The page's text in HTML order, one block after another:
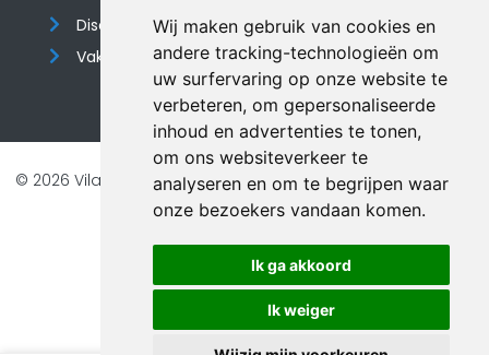
Wij maken gebruik van cookies en
andere tracking-technologieën om
uw surfervaring op onze website te
verbeteren, om gepersonaliseerde
inhoud en advertenties te tonen,
om ons websiteverkeer te
analyseren en om te begrijpen waar
onze bezoekers vandaan komen.
Ik ga akkoord
Ik weiger
Disclaimer
Vakantiehuis website
© 2026 Vilando Vakantiehuizen |Website door FalcoTravel
Veilig online betalen met